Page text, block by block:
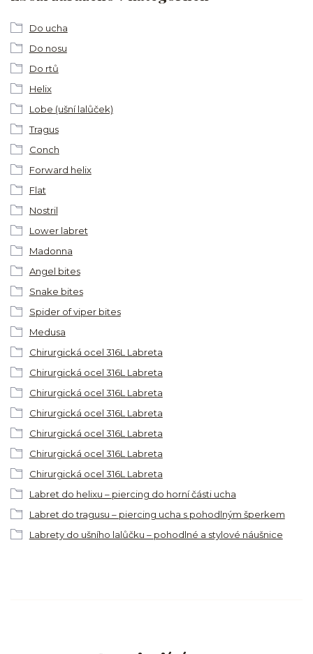
Do ucha
Do nosu
Do rtů
Helix
Lobe (ušní lalůček)
Tragus
Conch
Forward helix
Flat
Nostril
Lower labret
Madonna
Angel bites
Snake bites
Spider of viper bites
Medusa
Chirurgická ocel 316L Labreta
Chirurgická ocel 316L Labreta
Chirurgická ocel 316L Labreta
Chirurgická ocel 316L Labreta
Chirurgická ocel 316L Labreta
Chirurgická ocel 316L Labreta
Chirurgická ocel 316L Labreta
Labret do helixu – piercing do horní části ucha
Labret do tragusu – piercing ucha s pohodlným šperkem
Labrety do ušního lalůčku – pohodlné a stylové náušnice